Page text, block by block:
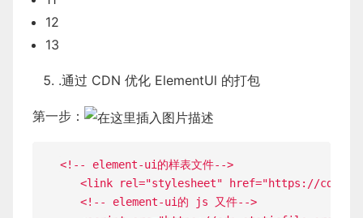
12
13
.通过 CDN 优化 ElementUl 的打包
第一步：
<! -- element-ui的样表文件-->
<link rel="stylesheet" href="https://
<! -- element-ui的 js 又件-->